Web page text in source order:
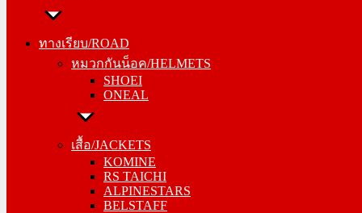
ทางเรียบ/ROAD
หมวกกันน็อค/HELMETS
SHOEI
ONEAL
เสื้อ/JACKETS
KOMINE
RS TAICHI
ALPINESTARS
BELSTAFF
ทางเรียบ/ROAD
หมวกกันน็อค/HELMETS
SHOEI
ONEAL
เสื้อ/JACKETS
RS TAICHI
ALPINESTARS
BELSTAFF